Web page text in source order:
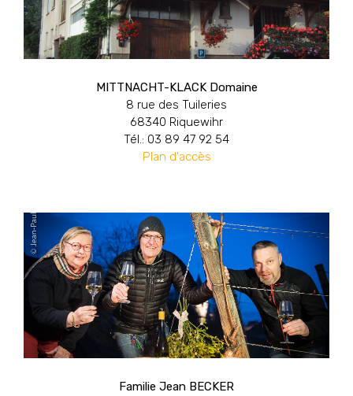
MITTNACHT-KLACK Domaine
8 rue des Tuileries
68340 Riquewihr
Tél.: 03 89 47 92 54
Plan d'accès
Familie Jean BECKER